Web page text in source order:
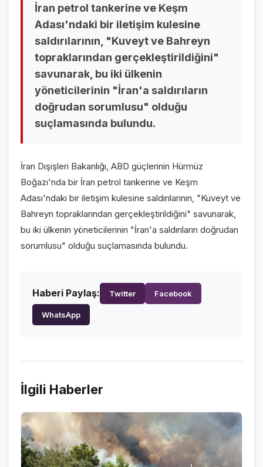
VİDEO GALERİ
KURUMSAL
HAKKIMIZDA
İran petrol tankerine ve Keşm
Adası'ndaki bir iletişim kulesine
saldırılarının, "Kuveyt ve Bahreyn
topraklarından gerçekleştirildiğini"
savunarak, bu iki ülkenin
yöneticilerinin "İran'a saldırıların
doğrudan sorumlusu" olduğu
suçlamasında bulundu.
İran Dışişleri Bakanlığı, ABD güçlerinin Hürmüz
Boğazı'nda bir İran petrol tankerine ve Keşm
Adası'ndaki bir iletişim kulesine saldırılarının, "Kuveyt ve
Bahreyn topraklarından gerçekleştirildiğini" savunarak,
bu iki ülkenin yöneticilerinin "İran'a saldırıların doğrudan
sorumlusu" olduğu suçlamasında bulundu.
Haberi Paylaş: Twitter Facebook
WhatsApp
İlgili Haberler